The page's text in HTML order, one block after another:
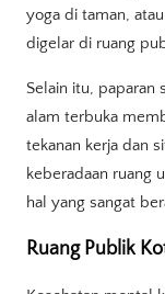
yoga di taman,
digelar di ruang
Selain itu, paparan
alam terbuka
tekanan kerja dan
keberadaan ruang
hal yang sangat
Ruang Publik